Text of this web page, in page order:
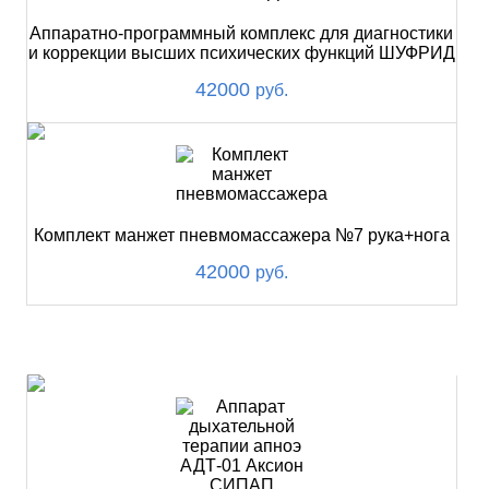
Аппаратно-программный комплекс для диагностики
и коррекции высших психических функций ШУФРИД
42000 руб.
Комплект манжет пневмомассажера №7 рука+нога
42000 руб.